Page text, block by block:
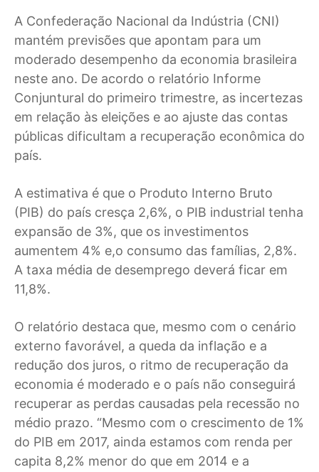
A Confederação Nacional da Indústria (CNI)
mantém previsões que apontam para um
moderado desempenho da economia brasileira
neste ano. De acordo o relatório Informe
Conjuntural do primeiro trimestre, as incertezas
em relação às eleições e ao ajuste das contas
públicas dificultam a recuperação econômica do
país.
A estimativa é que o Produto Interno Bruto
(PIB) do país cresça 2,6%, o PIB industrial tenha
expansão de 3%, que os investimentos
aumentem 4% e,o consumo das famílias, 2,8%.
A taxa média de desemprego deverá ficar em
11,8%.
O relatório destaca que, mesmo com o cenário
externo favorável, a queda da inflação e a
redução dos juros, o ritmo de recuperação da
economia é moderado e o país não conseguirá
recuperar as perdas causadas pela recessão no
médio prazo. “Mesmo com o crescimento de 1%
do PIB em 2017, ainda estamos com renda per
capita 8,2% menor do que em 2014 e a